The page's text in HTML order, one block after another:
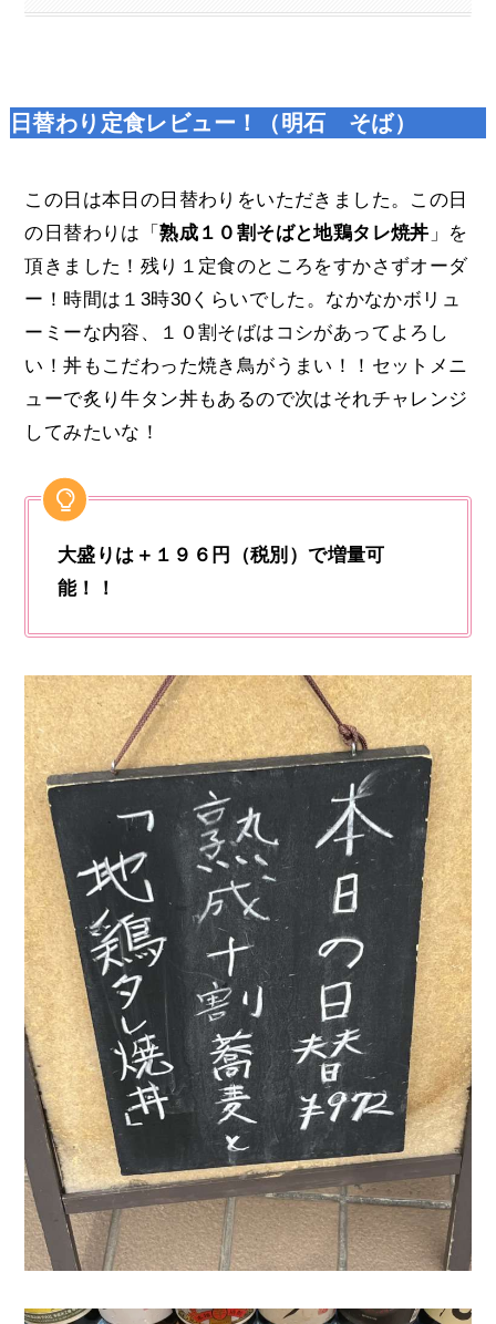
日替わり定食レビュー！（明石 そば）
この日は本日の日替わりをいただきました。この日
の日替わりは「熟成１０割そばと地鶏タレ焼丼 」を
頂きました！残り１定食のところをすかさずオーダ
ー！時間は１3時30くらいでした。なかなかボリュ
ーミーな内容、１０割そばはコシがあってよろし
い！丼もこだわった焼き鳥がうまい！！セットメニ
ューで炙り牛タン丼もあるので次はそれチャレンジ
してみたいな！
大盛りは＋１９６円（税別）で増量可
能！！